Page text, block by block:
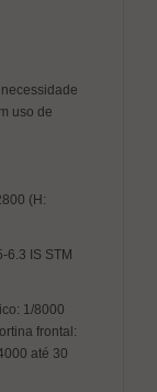
uso de
(H:
6.3 IS STM
1/8000
frontal:
até 30